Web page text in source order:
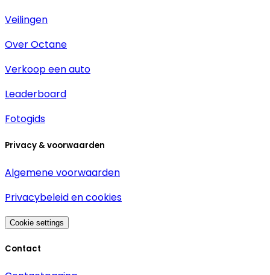
Veilingen
Over Octane
Verkoop een auto
Leaderboard
Fotogids
Privacy & voorwaarden
Algemene voorwaarden
Privacybeleid en cookies
Cookie settings
Contact